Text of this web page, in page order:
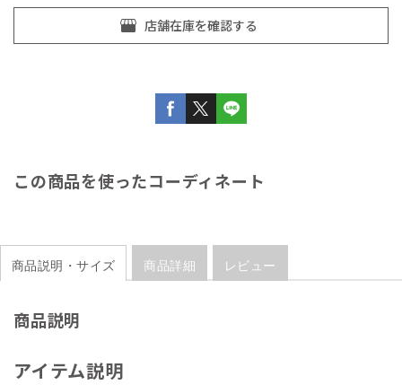
この商品を使ったコーディネート
商品説明・サイズ 商品詳細 レビュー
商品説明
アイテム説明